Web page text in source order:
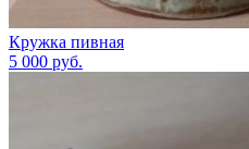
Кружка пивная
5 000 руб.